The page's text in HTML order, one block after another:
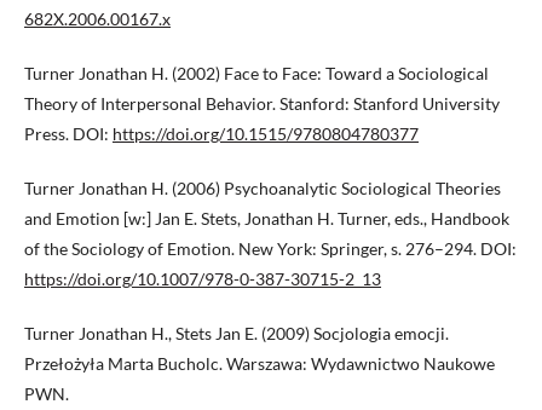
682X.2006.00167.x
Turner Jonathan H. (2002) Face to Face: Toward a Sociological
Theory of Interpersonal Behavior. Stanford: Stanford University
Press. DOI: https://doi.org/10.1515/9780804780377
Turner Jonathan H. (2006) Psychoanalytic Sociological Theories
and Emotion [w:] Jan E. Stets, Jonathan H. Turner, eds., Handbook
of the Sociology of Emotion. New York: Springer, s. 276–294. DOI:
https://doi.org/10.1007/978-0-387-30715-2_13
Turner Jonathan H., Stets Jan E. (2009) Socjologia emocji.
Przełożyła Marta Bucholc. Warszawa: Wydawnictwo Naukowe
PWN.